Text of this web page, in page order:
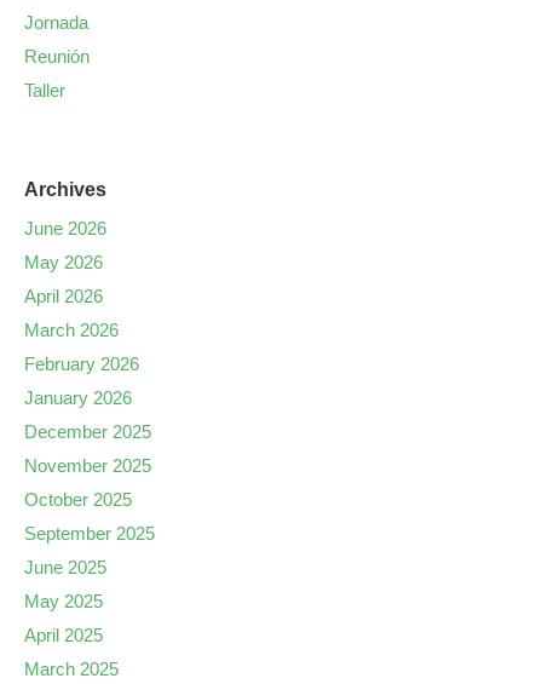
Jornada
Reunión
Taller
Archives
June 2026
May 2026
April 2026
March 2026
February 2026
January 2026
December 2025
November 2025
October 2025
September 2025
June 2025
May 2025
April 2025
March 2025